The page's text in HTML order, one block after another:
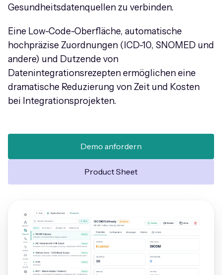
Gesundheitsdatenquellen zu verbinden.
Eine Low-Code-Oberfläche, automatische
hochpräzise Zuordnungen (ICD-10, SNOMED und
andere) und Dutzende von
Datenintegrationsrezepten ermöglichen eine
dramatische Reduzierung von Zeit und Kosten
bei Integrationsprojekten.
Demo anfordern
Product Sheet